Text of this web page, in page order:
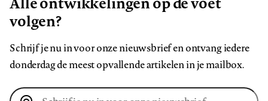
volgen?
Schrijf je nu in voor onze nieuwsbrief en ontvang iedere
donderdag de meest opvallende artikelen in je mailbox.